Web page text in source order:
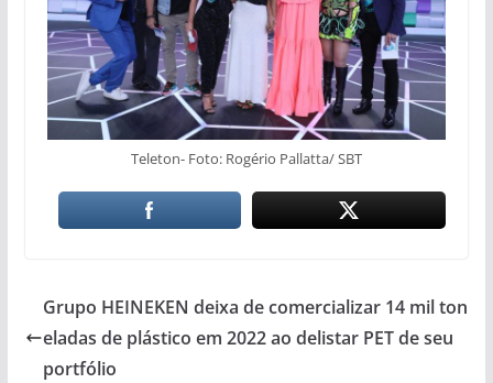
Teleton- Foto: Rogério Pallatta/ SBT
Grupo HEINEKEN deixa de comercializar 14 mil ton
eladas de plástico em 2022 ao delistar PET de seu
portfólio